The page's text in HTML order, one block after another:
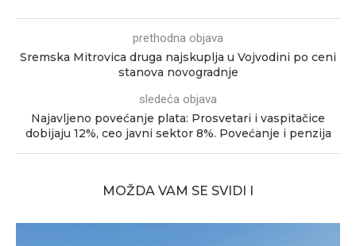
prethodna objava
Sremska Mitrovica druga najskuplja u Vojvodini po ceni
stanova novogradnje
sledeća objava
Najavljeno povećanje plata: Prosvetari i vaspitačice
dobijaju 12%, ceo javni sektor 8%. Povećanje i penzija
MOŽDA VAM SE SVIDI I